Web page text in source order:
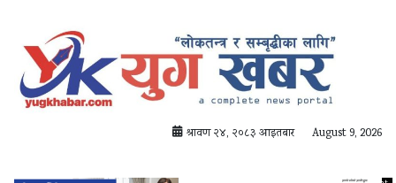
श्रावण २४, २०८३ आइतबार August 9, 2026